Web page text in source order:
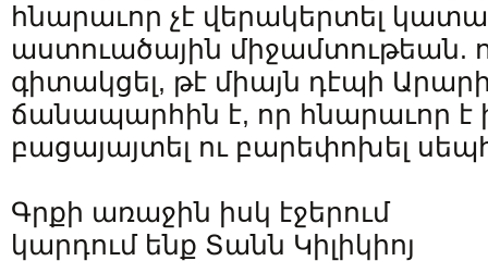
հնարաւոր չէ վերակերտել
աստուածային միջամտութեան.
գիտակցել, թէ միայն դէպի
ճանապարհին է, որ հնարաւոր է
բացայայտել ու բարեփոխել
Գրքի առաջին իսկ էջերում
կարդում ենք Տանն Կիլիկիոյ